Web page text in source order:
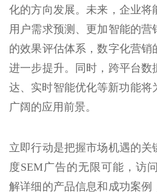
化的方向发展。未来，企业将
用户需求预测、更加智能的营
的效果评估体系，数字化营销
进一步提升。同时，跨平台数
达、实时智能优化等新功能将
广阔的应用前景。
立即行动是把握市场机遇的关
度SEM广告的无限可能，访问
解详细的产品信息和成功案例